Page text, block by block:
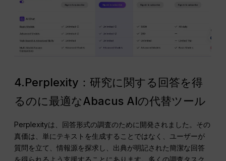
4.Perplexity：研究に関する回答を得
るのに最適なAbacus AIの代替ツール
Perplexityは、回答形式の調査のために開発されました。その
真価は、単にテキストを生成することではなく、ユーザーが
質問を立て、情報源を探求し、出典が明記された簡潔な回答
を得られるよう支援することにあります。多くの調査タスク